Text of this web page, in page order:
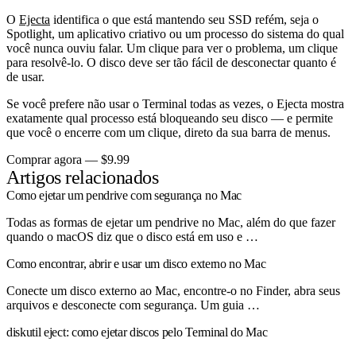
O Ejecta identifica o que está mantendo seu SSD refém, seja o
Spotlight, um aplicativo criativo ou um processo do sistema do qual
você nunca ouviu falar. Um clique para ver o problema, um clique
para resolvê-lo. O disco deve ser tão fácil de desconectar quanto é
de usar.
Se você prefere não usar o Terminal todas as vezes, o Ejecta mostra
exatamente qual processo está bloqueando seu disco — e permite
que você o encerre com um clique, direto da sua barra de menus.
Comprar agora — $9.99
Artigos relacionados
Como ejetar um pendrive com segurança no Mac
Todas as formas de ejetar um pendrive no Mac, além do que fazer
quando o macOS diz que o disco está em uso e …
Como encontrar, abrir e usar um disco externo no Mac
Conecte um disco externo ao Mac, encontre-o no Finder, abra seus
arquivos e desconecte com segurança. Um guia …
diskutil eject: como ejetar discos pelo Terminal do Mac